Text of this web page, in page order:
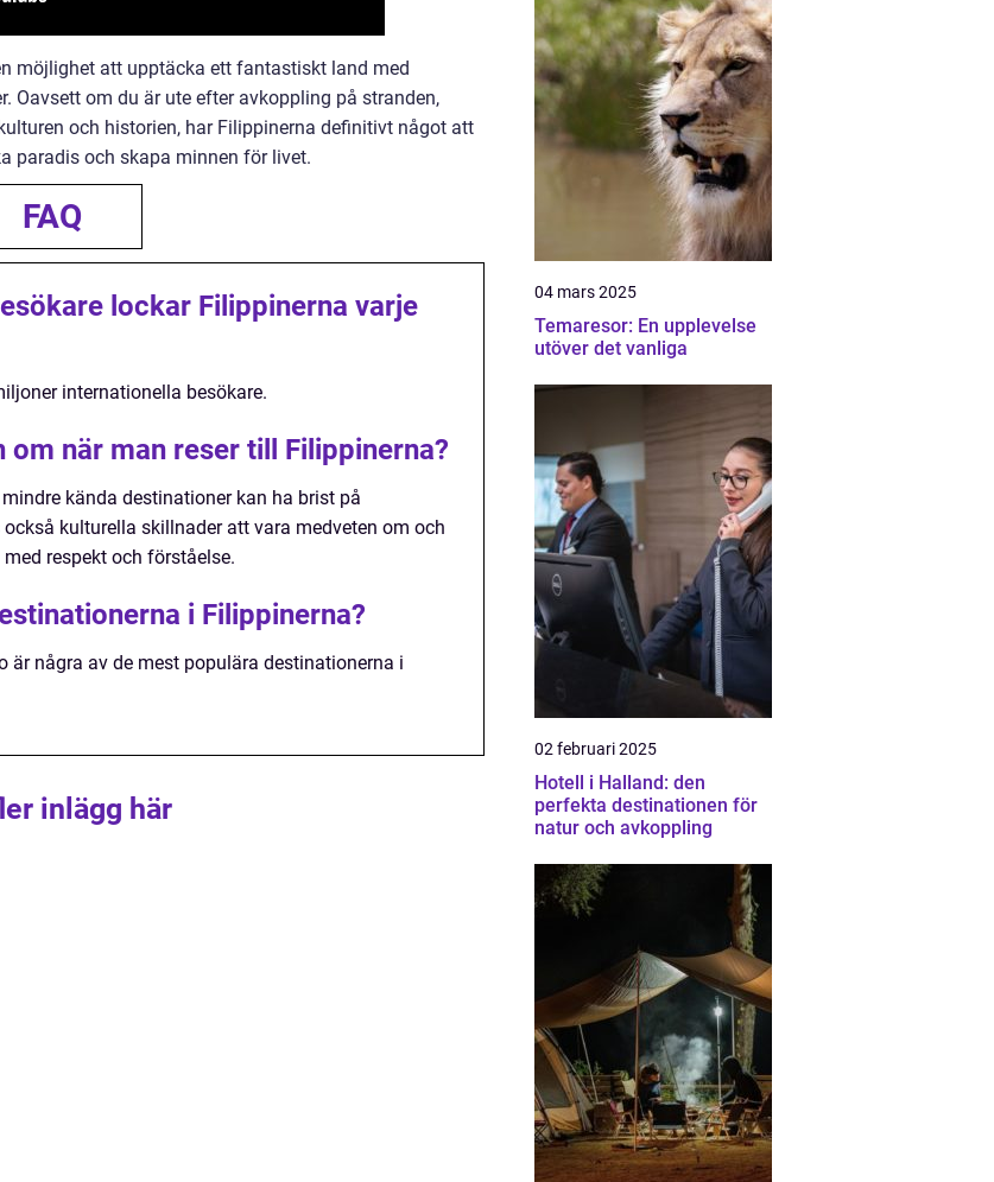
möjlighet att upptäcka ett fantastiskt land med
Oavsett om du är ute efter avkoppling på stranden,
och historien, har Filippinerna definitivt något att
paradis och skapa minnen för livet.
FAQ
lockar Filippinerna varje
internationella besökare.
när man reser till Filippinerna?
kända destinationer kan ha brist på
kulturella skillnader att vara medveten om och
respekt och förståelse.
i Filippinerna?
är några av de mest populära destinationerna i
inlägg här
04 mars 2025
Temaresor: En upplevelse
utöver det vanliga
02 februari 2025
Hotell i Halland: den
perfekta destinationen för
natur och avkoppling